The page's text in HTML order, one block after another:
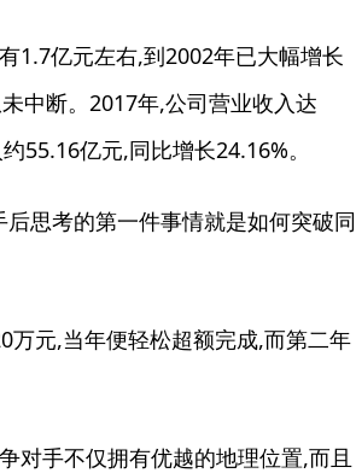
亿元左右,到2002年已大幅增长
中断。2017年,公司营业收入达
55.16亿元,同比增长24.16%。
思考的第一件事情就是如何突破同
元,当年便轻松超额完成,而第二年
手不仅拥有优越的地理位置,而且